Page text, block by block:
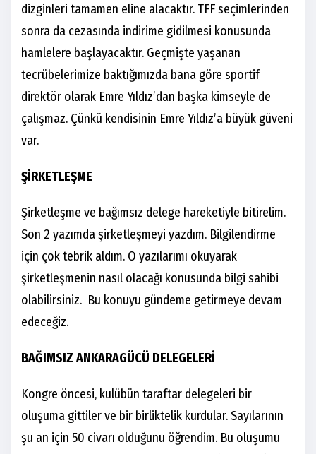
dizginleri tamamen eline alacaktır. TFF seçimlerinden
sonra da cezasında indirime gidilmesi konusunda
hamlelere başlayacaktır. Geçmişte yaşanan
tecrübelerimize baktığımızda bana göre sportif
direktör olarak Emre Yıldız’dan başka kimseyle de
çalışmaz. Çünkü kendisinin Emre Yıldız’a büyük güveni
var.
ŞİRKETLEŞME
Şirketleşme ve bağımsız delege hareketiyle bitirelim.
Son 2 yazımda şirketleşmeyi yazdım. Bilgilendirme
için çok tebrik aldım. O yazılarımı okuyarak
şirketleşmenin nasıl olacağı konusunda bilgi sahibi
olabilirsiniz. Bu konuyu gündeme getirmeye devam
edeceğiz.
BAĞIMSIZ ANKARAGÜCÜ DELEGELERİ
Kongre öncesi, kulübün taraftar delegeleri bir
oluşuma gittiler ve bir birliktelik kurdular. Sayılarının
şu an için 50 civarı olduğunu öğrendim. Bu oluşumu